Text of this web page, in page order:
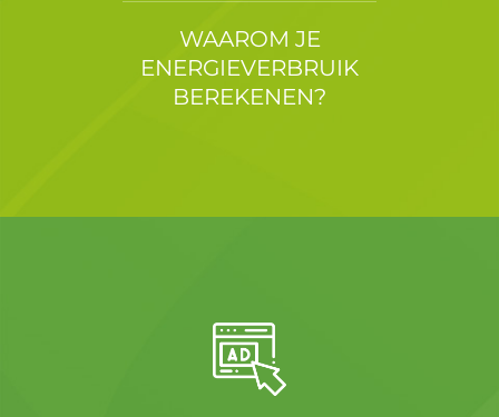
WAAROM JE
ENERGIEVERBRUIK
BEREKENEN?